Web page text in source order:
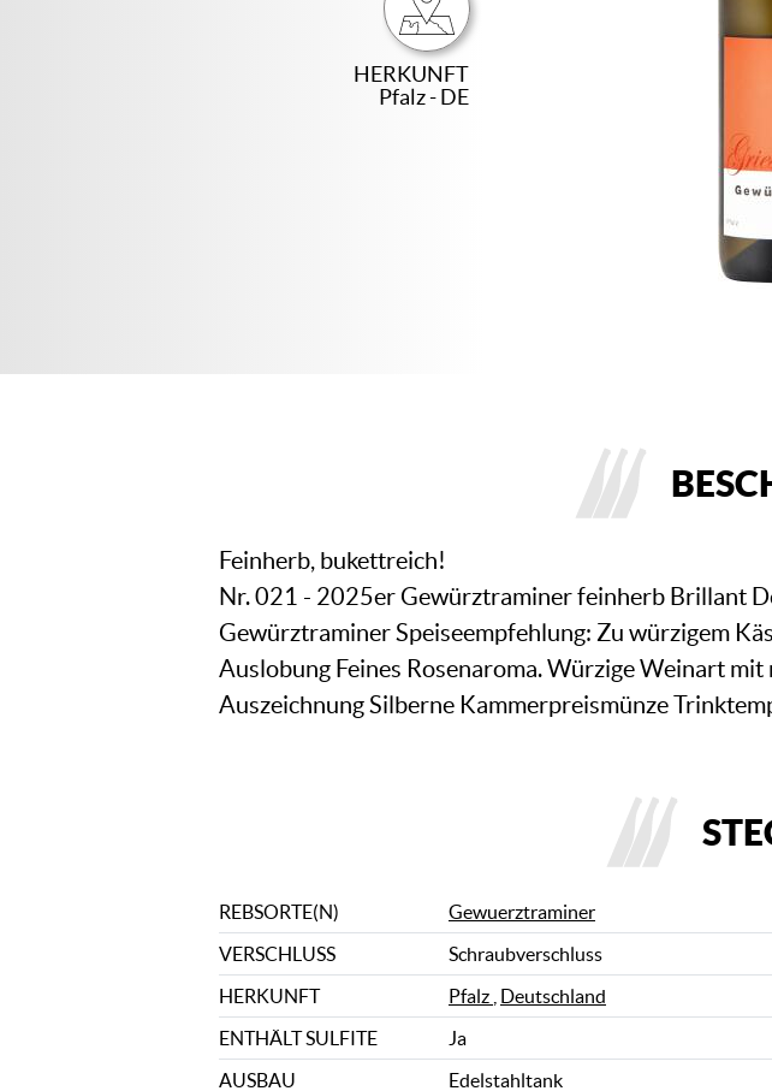
HERKUNFT
Pfalz - DE
Feinherb, bukettreich!
Nr. 021 - 2025er Gewürztraminer feinherb Brillant
Gewürztraminer Speiseempfehlung: Zu würzigem
Auslobung Feines Rosenaroma. Würzige Weinart mit
Auszeichnung Silberne Kammerpreismünze
REBSORTE(N) Gewuerztraminer
VERSCHLUSS
Schraubverschluss
HERKUNFT
Pfalz Deutschland
ENTHÄLT SULFITE
Ja
AUSBAU
Edelstahltank